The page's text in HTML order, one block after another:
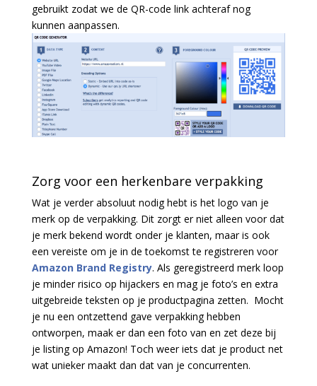
gebruikt zodat we de QR-code link achteraf nog
kunnen aanpassen.
Zorg voor een herkenbare verpakking
Wat je verder absoluut nodig hebt is het logo van je
merk op de verpakking. Dit zorgt er niet alleen voor dat
je merk bekend wordt onder je klanten, maar is ook
een vereiste om je in de toekomst te registreren voor
Amazon Brand Registry. Als geregistreerd merk loop
je minder risico op hijackers en mag je foto’s en extra
uitgebreide teksten op je productpagina zetten. Mocht
je nu een ontzettend gave verpakking hebben
ontworpen, maak er dan een foto van en zet deze bij
je listing op Amazon! Toch weer iets dat je product net
wat unieker maakt dan dat van je concurrenten.